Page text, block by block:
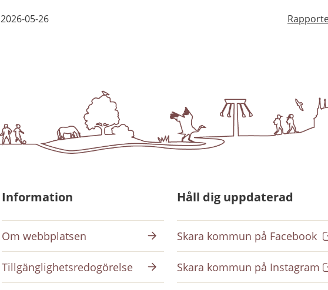
2026-05-26
Information
Om webbplatsen
Tillgänglighetsredogörelse
Håll dig uppdaterad
Skara kommun på Facebook
Skara kommun på Instagram